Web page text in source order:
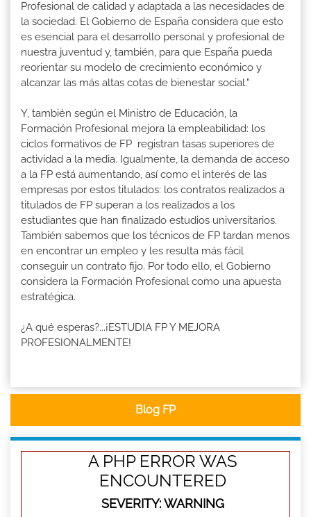
Profesional de calidad y adaptada a las necesidades de
la sociedad. El Gobierno de España considera que esto
es esencial para el desarrollo personal y profesional de
nuestra juventud y, también, para que España pueda
reorientar su modelo de crecimiento económico y
alcanzar las más altas cotas de bienestar social."
Y, también según el Ministro de Educación, la
Formación Profesional mejora la empleabilidad: los
ciclos formativos de FP registran tasas superiores de
actividad a la media. Igualmente, la demanda de acceso
a la FP está aumentando, así como el interés de las
empresas por estos titulados: los contratos realizados a
titulados de FP superan a los realizados a los
estudiantes que han finalizado estudios universitarios.
También sabemos que los técnicos de FP tardan menos
en encontrar un empleo y les resulta más fácil
conseguir un contrato fijo. Por todo ello, el Gobierno
considera la Formación Profesional como una apuesta
estratégica.
¿A qué esperas?...¡ESTUDIA FP Y MEJORA
PROFESIONALMENTE!
Blog FP
A PHP ERROR WAS
ENCOUNTERED
SEVERITY: WARNING